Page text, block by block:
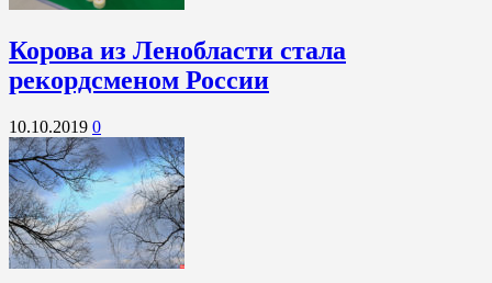
Корова из Ленобласти стала
рекордсменом России
10.10.2019 0